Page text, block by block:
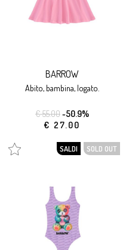
BARROW
abito, bambina, logato.
€ 55.00-50.9%
€ 27.00
SALDI SOLD OUT